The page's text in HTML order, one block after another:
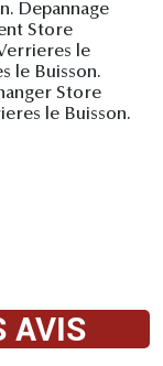
Depannage
Store
le
le Buisson.
Store
le Buisson.
AVIS